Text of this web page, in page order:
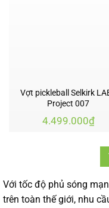
Vợt pickleball Selkirk
Project 007
4.499.000₫
Với tốc độ phủ sóng
trên toàn thế giới, nhu